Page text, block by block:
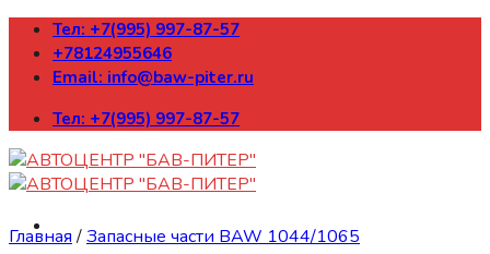
Skip
content
Тел: +7(995) 997-87-57
+78124955646
Email: info@baw-piter.ru
Тел: +7(995) 997-87-57
Главная /Запасные части BAW 1044/1065